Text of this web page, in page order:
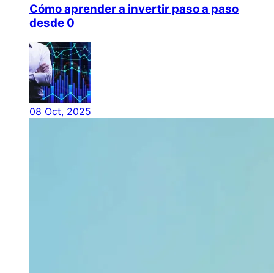
Cómo aprender a invertir paso a paso
desde 0
08 Oct, 2025